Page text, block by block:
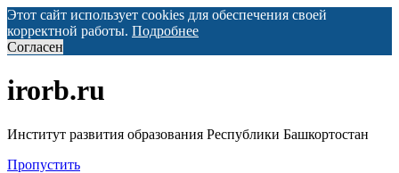
Этот сайт использует cookies для обеспечения своей
корректной работы. Подробнее
Согласен
irorb.ru
Институт развития образования Республики Башкортостан
Пропустить